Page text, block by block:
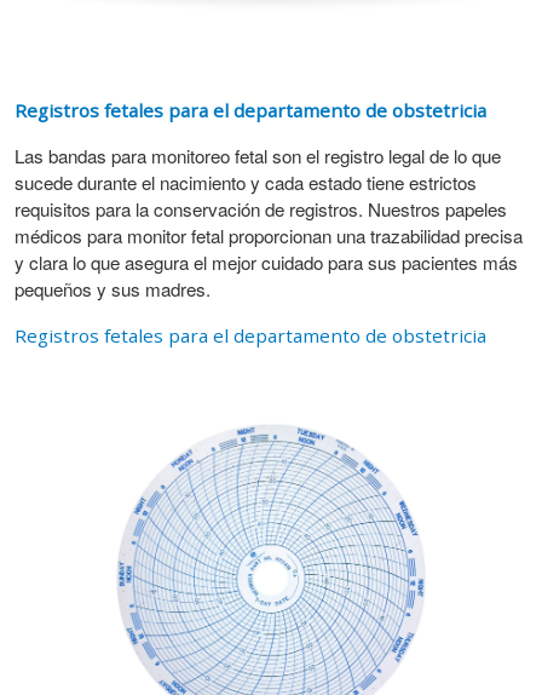
Registros fetales para el departamento de obstetricia
Las bandas para monitoreo fetal son el registro legal de lo que
sucede durante el nacimiento y cada estado tiene estrictos
requisitos para la conservación de registros. Nuestros papeles
médicos para monitor fetal proporcionan una trazabilidad precisa
y clara lo que asegura el mejor cuidado para sus pacientes más
pequeños y sus madres.
Registros fetales para el departamento de obstetricia